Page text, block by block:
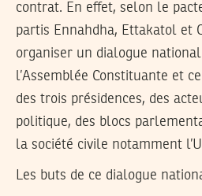
contrat. En effet, selon le
partis Ennahdha, Ettakatol et
organiser un dialogue national
l’Assemblée Constituante et
des trois présidences, des
politique, des blocs
la société civile notamment
Les buts de ce dialogue